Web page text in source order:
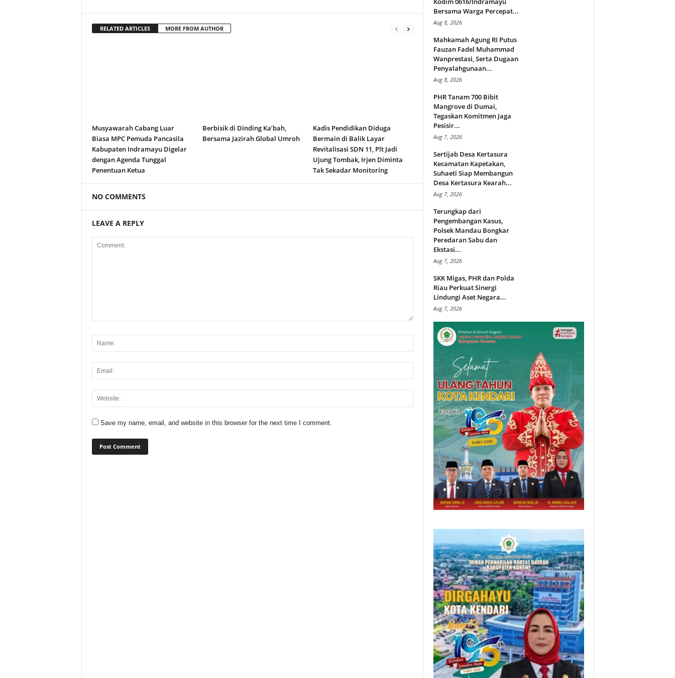
RELATED ARTICLES MORE FROM AUTHOR
Musyawarah Cabang Luar
Biasa MPC Pemuda Pancasila
Kabupaten Indramayu Digelar
dengan Agenda Tunggal
Penentuan Ketua
Berbisik di Dinding Ka’bah,
Bersama Jazirah Global Umroh
Kadis Pendidikan Diduga
Bermain di Balik Layar
Revitalisasi SDN 11, Plt Jadi
Ujung Tombak, Irjen Diminta
Tak Sekadar Monitoring
NO COMMENTS
LEAVE A REPLY
Save my name, email, and website in this browser for the next time I comment.
Bersama Warga Percepat...
Aug 8, 2026
Mahkamah Agung RI Putus
Fauzan Fadel Muhammad
Wanprestasi, Serta Dugaan
Penyalahgunaan...
Aug 8, 2026
PHR Tanam 700 Bibit
Mangrove di Dumai,
Tegaskan Komitmen Jaga
Pesisir...
Aug 7, 2026
Sertijab Desa Kertasura
Kecamatan Kapetakan,
Suhaeti Siap Membangun
Desa Kertasura Kearah...
Aug 7, 2026
Terungkap dari
Pengembangan Kasus,
Polsek Mandau Bongkar
Peredaran Sabu dan
Ekstasi...
Aug 7, 2026
SKK Migas, PHR dan Polda
Riau Perkuat Sinergi
Lindungi Aset Negara...
Aug 7, 2026